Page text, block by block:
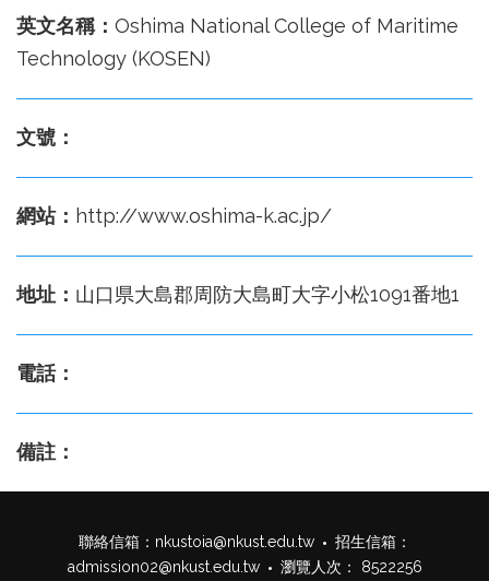
英文名稱： Oshima National College of Maritime
Technology (KOSEN)
文號：
網站： http://www.oshima-k.ac.jp/
地址： 山口県大島郡周防大島町大字小松1091番地1
電話：
備註：
聯絡信箱： nkustoia@nkust.edu.tw
招生信箱：
admission02@nkust.edu.tw
瀏覽人次： 8522256